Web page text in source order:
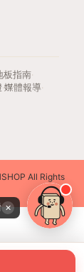
板指南·
·媒體報導·
All Rights
✕